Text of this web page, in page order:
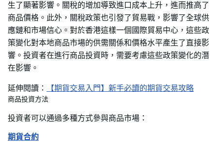
生了顯著影響。關稅的增加導致進口成本上升，進而推高了
商品價格。此外，關稅政策也引發了貿易戰，影響了全球供
應鏈和市場信心。對於香港這樣一個國際貿易中心，這些政
策變化對本地商品市場的供需關係和價格水平產生了直接影
響。投資者在進行商品投資時，需要考慮這些政策變化的潛
在影響。
延伸閱讀： 【期貨交易入門】新手必讀的期貨交易攻略
商品投資方法
投資者可以通過多種方式參與商品市場：
期貨合約